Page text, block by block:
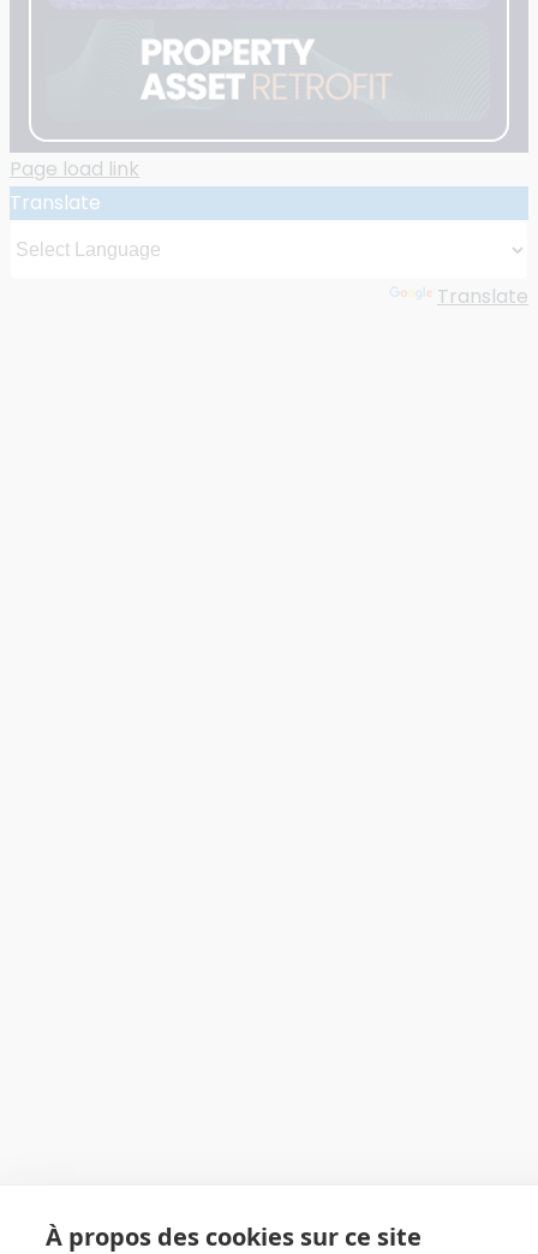
Page load link
Translate
Translate
À propos des cookies sur ce site